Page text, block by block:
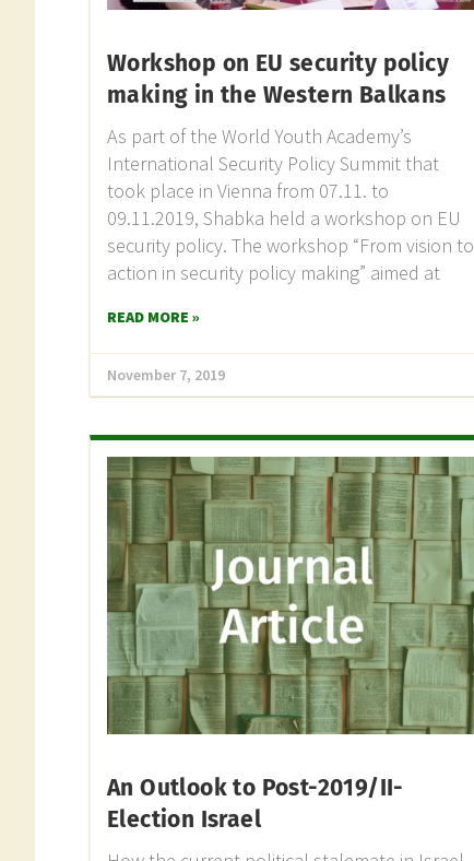
Workshop on EU security policy
making in the Western Balkans
As part of the World Youth Academy’s
International Security Policy Summit that
took place in Vienna from 07.11. to
09.11.2019, Shabka held a workshop on EU
security policy. The workshop “From vision to
action in security policy making” aimed at
READ MORE »
November 7, 2019
An Outlook to Post-2019/II-
Election Israel